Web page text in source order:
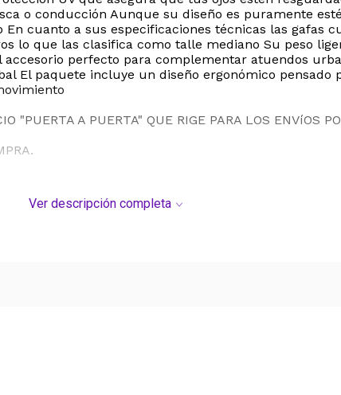
o conducción Aunque su diseño es puramente
cuanto a sus especificaciones técnicas las gafas
lo que las clasifica como talle mediano Su peso
perfecto para complementar atuendos
El paquete incluye un diseño ergonómico pensado
"PUERTA A PUERTA" QUE RIGE PARA LOS ENVíOS
Ver descripción completa